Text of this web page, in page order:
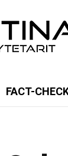
FACT-